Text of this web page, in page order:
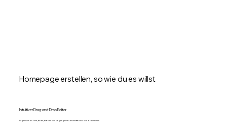
Homepage erstellen, so wie du es willst
Intuitiver Drag-and-Drop Editor
Füge mühelos Text, Bilder, Buttons und sogar ganze Abschnitte hinzu und ordne sie an.